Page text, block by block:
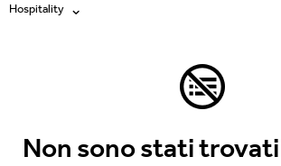
Tutti i prodotti
Mood Evo
Hospitality
Non sono stati